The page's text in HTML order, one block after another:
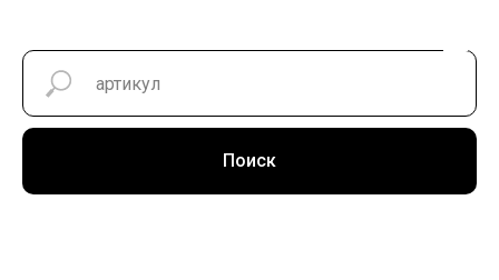
Поиск